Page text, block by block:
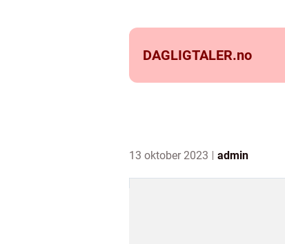
DAGLIGTALER.no
13 oktober 2023 admin